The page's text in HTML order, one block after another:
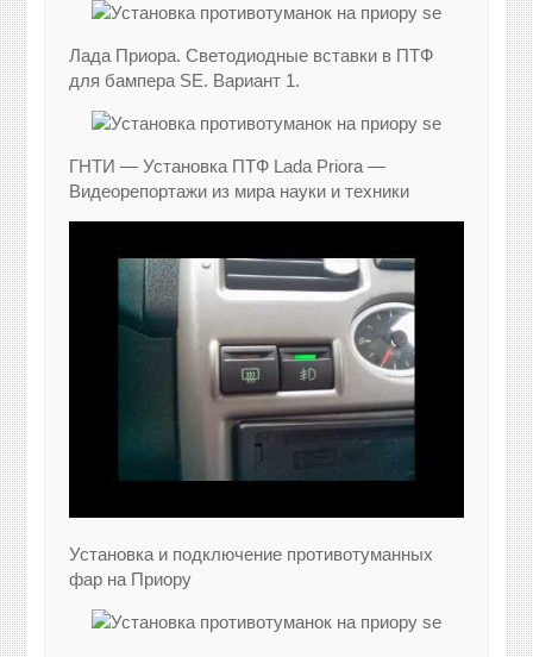
Лада Приора. Светодиодные вставки в ПТФ
для бампера SE. Вариант 1.
ГНТИ — Установка ПТФ Lada Priora —
Видеорепортажи из мира науки и техники
Установка и подключение противотуманных
фар на Приору